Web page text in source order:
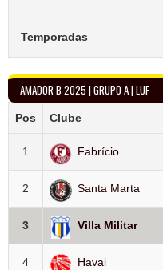
Temporadas
AMADOR B 2025 | GRUPO A | LUF
Pos Clube
1 Fabrício
2 Santa Marta
3 Villa Militar
4 Havai